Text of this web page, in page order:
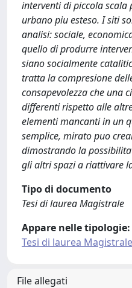
interventi di piccola
urbano piu esteso. I siti
analisi: sociale,
quello di produrre
siano socialmente
tratta la compresione
consapevolezza che una
differenti rispetto alle
elementi mancanti in un
semplice, mirato puo
dimostrando la
gli altri spazi a riattivare
Tipo di documento
Tesi di laurea Magistrale
Appare nelle tipologie:
Tesi di laurea Magistrale
File allegati